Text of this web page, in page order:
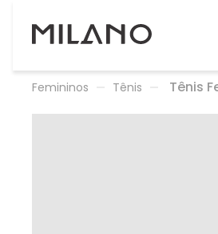
Femininos Tênis Tênis